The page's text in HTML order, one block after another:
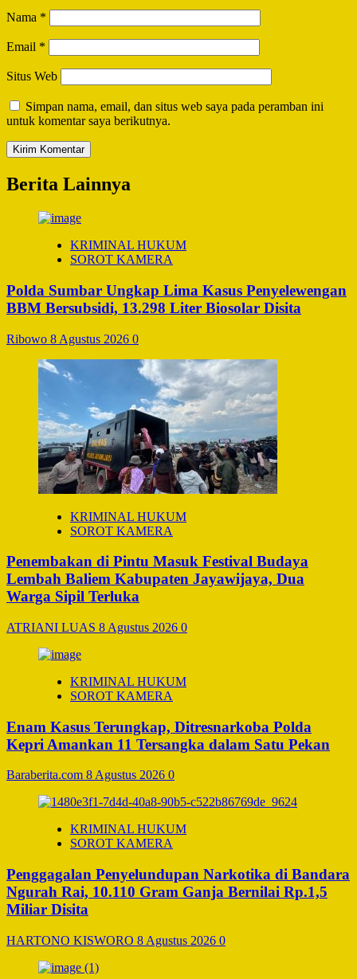
Nama *
Email *
Situs Web
Simpan nama, email, dan situs web saya pada peramban ini
untuk komentar saya berikutnya.
Berita Lainnya
KRIMINAL HUKUM
SOROT KAMERA
Polda Sumbar Ungkap Lima Kasus Penyelewengan
BBM Bersubsidi, 13.298 Liter Biosolar Disita
Ribowo 8 Agustus 2026 0
KRIMINAL HUKUM
SOROT KAMERA
Penembakan di Pintu Masuk Festival Budaya
Lembah Baliem Kabupaten Jayawijaya, Dua
Warga Sipil Terluka
ATRIANI LUAS 8 Agustus 2026 0
KRIMINAL HUKUM
SOROT KAMERA
Enam Kasus Terungkap, Ditresnarkoba Polda
Kepri Amankan 11 Tersangka dalam Satu Pekan
Baraberita.com 8 Agustus 2026 0
KRIMINAL HUKUM
SOROT KAMERA
Penggagalan Penyelundupan Narkotika di Bandara
Ngurah Rai, 10.110 Gram Ganja Bernilai Rp.1,5
Miliar Disita
HARTONO KISWORO 8 Agustus 2026 0